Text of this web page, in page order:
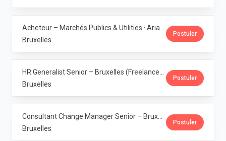
Bruxelles
Postuler
Bruxelles
Postuler
Bruxelles
Postuler